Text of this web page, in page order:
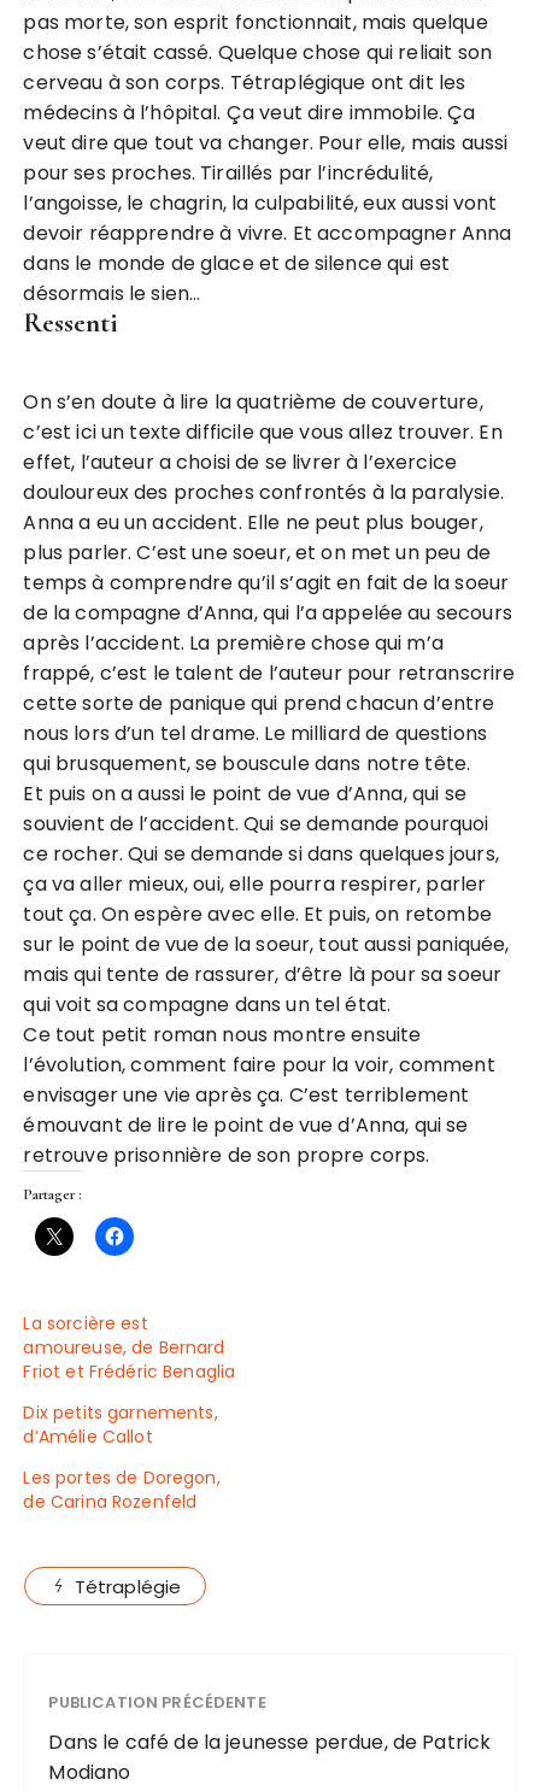
pas morte, son esprit fonctionnait, mais quelque
chose s’était cassé. Quelque chose qui reliait son
cerveau à son corps. Tétraplégique ont dit les
médecins à l’hôpital. Ça veut dire immobile. Ça
veut dire que tout va changer. Pour elle, mais aussi
pour ses proches. Tiraillés par l’incrédulité,
l’angoisse, le chagrin, la culpabilité, eux aussi vont
devoir réapprendre à vivre. Et accompagner Anna
dans le monde de glace et de silence qui est
désormais le sien…
Ressenti
On s’en doute à lire la quatrième de couverture,
c’est ici un texte difficile que vous allez trouver. En
effet, l’auteur a choisi de se livrer à l’exercice
douloureux des proches confrontés à la paralysie.
Anna a eu un accident. Elle ne peut plus bouger,
plus parler. C’est une soeur, et on met un peu de
temps à comprendre qu’il s’agit en fait de la soeur
de la compagne d’Anna, qui l’a appelée au secours
après l’accident. La première chose qui m’a
frappé, c’est le talent de l’auteur pour retranscrire
cette sorte de panique qui prend chacun d’entre
nous lors d’un tel drame. Le milliard de questions
qui brusquement, se bouscule dans notre tête.
Et puis on a aussi le point de vue d’Anna, qui se
souvient de l’accident. Qui se demande pourquoi
ce rocher. Qui se demande si dans quelques jours,
ça va aller mieux, oui, elle pourra respirer, parler
tout ça. On espère avec elle. Et puis, on retombe
sur le point de vue de la soeur, tout aussi paniquée,
mais qui tente de rassurer, d’être là pour sa soeur
qui voit sa compagne dans un tel état.
Ce tout petit roman nous montre ensuite
l’évolution, comment faire pour la voir, comment
envisager une vie après ça. C’est terriblement
émouvant de lire le point de vue d’Anna, qui se
retrouve prisonnière de son propre corps.
Partager :
La sorcière est
amoureuse, de Bernard
Friot et Frédéric Benaglia
Dix petits garnements,
d’Amélie Callot
Les portes de Doregon,
de Carina Rozenfeld
Tétraplégie
PUBLICATION PRÉCÉDENTE
Dans le café de la jeunesse perdue, de Patrick
Modiano